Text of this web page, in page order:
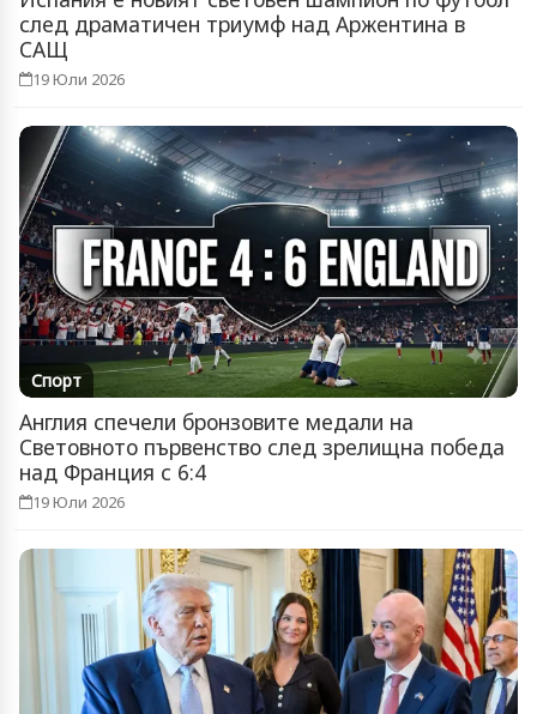
след драматичен триумф над Аржентина в
САЩ
19 Юли 2026
Спорт
Англия спечели бронзовите медали на
Световното първенство след зрелищна победа
над Франция с 6:4
19 Юли 2026